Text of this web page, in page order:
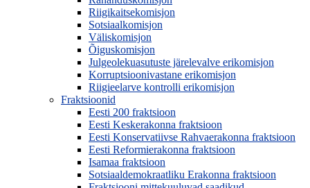
Riigikaitsekomisjon
Sotsiaalkomisjon
Väliskomisjon
Õiguskomisjon
Julgeolekuasutuste järelevalve erikomisjon
Korruptsioonivastane erikomisjon
Riigieelarve kontrolli erikomisjon
Fraktsioonid
Eesti 200 fraktsioon
Eesti Keskerakonna fraktsioon
Eesti Konservatiivse Rahvaerakonna fraktsioon
Eesti Reformierakonna fraktsioon
Isamaa fraktsioon
Sotsiaaldemokraatliku Erakonna fraktsioon